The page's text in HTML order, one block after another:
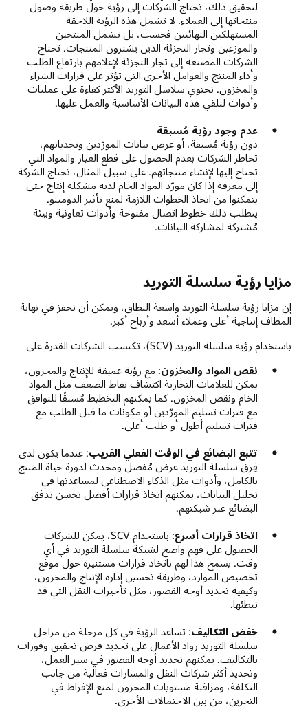
لتحقيق ذلك، تحتاج الشركات إلى رؤية حول طريقة وصول
منتجاتها إلى العملاء. لا تشمل هذه الرؤية اللاحقة
المستهلكين النهائيين فحسب، بل تشمل المنتجين
والموزعين وتجار التجزئة الذين يشترون المنتجات. تحتاج
الشركات المصنعة إلى تجار التجزئة لإعلامهم بارتفاع الطلب
وأداء المنتج والعوامل الأخرى التي تؤثر على قرارات الشراء
والمخزون. تحتوي سلاسل التوريد الأكثر كفاءة على عمليات
وأدوات لتلقي هذه البيانات الأساسية والعمل عليها.
عدم وجود رؤية مُسبقة
دون رؤية مُسبقة، أو عرض بيانات المورّدين وتحدياتهم،
تخاطر الشركات بعدم الحصول على قطع الغيار والمواد التي
تحتاج إليها لإنشاء منتجاتهم. على سبيل المثال، تحتاج الشركة
إلى معرفة إذا كان مورّد المواد الخام لديه مشكلة إنتاج حتى
يتمكنوا من اتخاذ الخطوات اللازمة لمنع تأثير الدومينو.
يتطلب ذلك خطوط اتصال مفتوحة وأدوات تعاونية وبيئة
مُشتركة لمشاركة البيانات.
مزايا رؤية سلسلة التوريد
إن مزايا رؤية سلسلة التوريد واسعة النطاق، ويمكن أن تحفز في نهاية
المطاف إنتاجية أعلى وعملاء أسعد وأرباح أكبر.
باستخدام رؤية سلسلة التوريد (SCV)، تكتسب الشركات القدرة على
نقص المواد والمخزون: مع رؤية عميقة للإنتاج والمخزون،
يمكن للعلامات التجارية اكتشاف نقاط الضعف مثل المواد
الخام ونقص المخزون. كما يمكنهم التخطيط مُسبقًا للتوافق
مع فترات تسليم المورّدين أو مكونات ما قبل الطلب مع
فترات تسليم أطول أو طلب أعلى.
تتبع البضائع في الوقت الفعلي القريب: عندما يكون لدى
فِرق سلسلة التوريد عرض مُفصل ومحدث لدورة حياة المنتج
بالكامل، وأدوات مثل الذكاء الاصطناعي لمساعدتها في
تحليل البيانات، يمكنهم اتخاذ قرارات أفضل تحسن تدفق
البضائع عبر شبكتهم.
اتخاذ قرارات أسرع
: باستخدام SCV، يمكن للشركات
الحصول على فهم واضح لشبكة سلسلة التوريد في أي
وقت. يسمح هذا لهم باتخاذ قرارات مستنيرة حول موقع
تخصيص الموارد، وطريقة تحسين إدارة الإنتاج والمخزون،
وكيفية تحديد أوجه القصور، مثل تأخيرات النقل التي قد
تبطئها.
خفض التكاليف: تساعد الرؤية في كل مرحلة من مراحل
سلسلة التوريد رواد الأعمال على تحديد فرص تحقيق وفورات
بالتكاليف. يمكنهم تحديد أوجه القصور في سير العمل،
وتحديد أكثر شركات النقل والمسارات فعالية من جانب
التكلفة، ومراقبة مستويات المخزون لمنع الإفراط في
التخزين، من بين الاحتمالات الأخرى.